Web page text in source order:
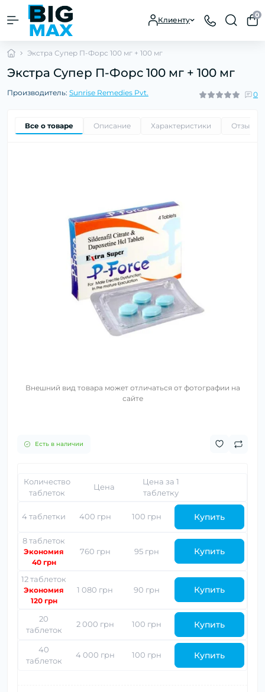
Клиенту
0
Экстра Супер П-Форс 100 мг + 100 мг
Экстра Супер П-Форс 100 мг + 100 мг
Производитель: Sunrise Remedies Pvt. 0
Все о товаре Описание Характеристики Отзывы
Внешний вид товара может отличаться от фотографии на
сайте
Есть в наличии
Количество
таблеток
Цена
Цена за 1
таблетку
4 таблетки 400 грн 100 грн Купить
8 таблеток
Экономия
40 грн
760 грн 95 грн Купить
12 таблеток
Экономия
120 грн
1 080 грн 90 грн Купить
20
таблеток
2 000 грн 100 грн Купить
40
таблеток
4 000 грн 100 грн Купить